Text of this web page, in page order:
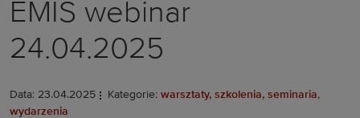
EMIS webinar
24.04.2025
Data: 23.04.2025 Kategorie: warsztaty, szkolenia, seminaria,
wydarzenia